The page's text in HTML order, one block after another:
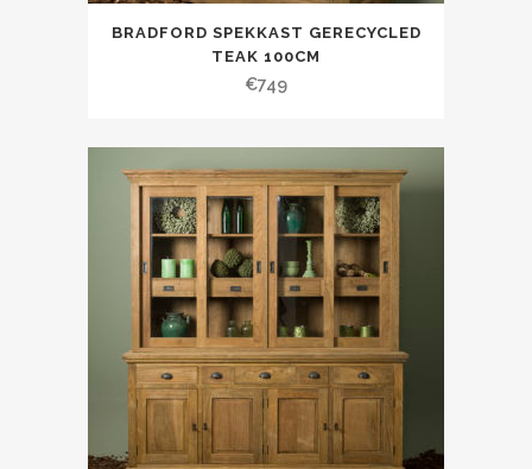
BRADFORD SPEKKAST GERECYCLED
TEAK 100CM
€749